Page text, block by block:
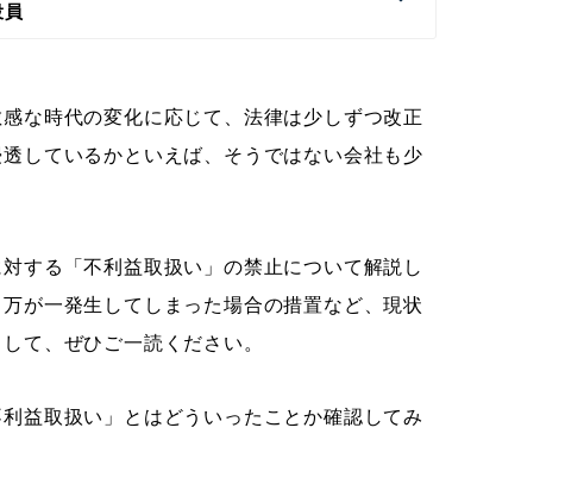
員
な時代の変化に応じて、法律は少しずつ改正
しているかといえば、そうではない会社も少
する「不利益取扱い」の禁止について解説し
が一発生してしまった場合の措置など、現状
て、ぜひご一読ください。
益取扱い」とはどういったことか確認してみ